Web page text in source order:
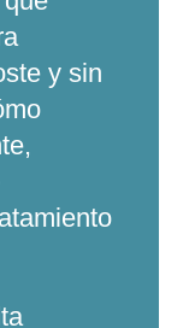
y sin